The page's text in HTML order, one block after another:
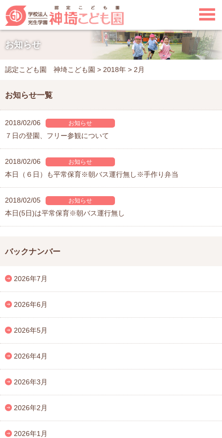

お知らせ
認定こども園 神埼こども園 > 2018年 > 2月
お知らせ一覧
2018/02/06
７日の登園、フリー参観について
2018/02/06
本日（６日）も平常保育※朝バス運行無し※手作り弁当
2018/02/05
本日(5日)は平常保育※朝バス運行無し
バックナンバー
2026年7月
2026年6月
2026年5月
2026年4月
2026年3月
2026年2月
2026年1月